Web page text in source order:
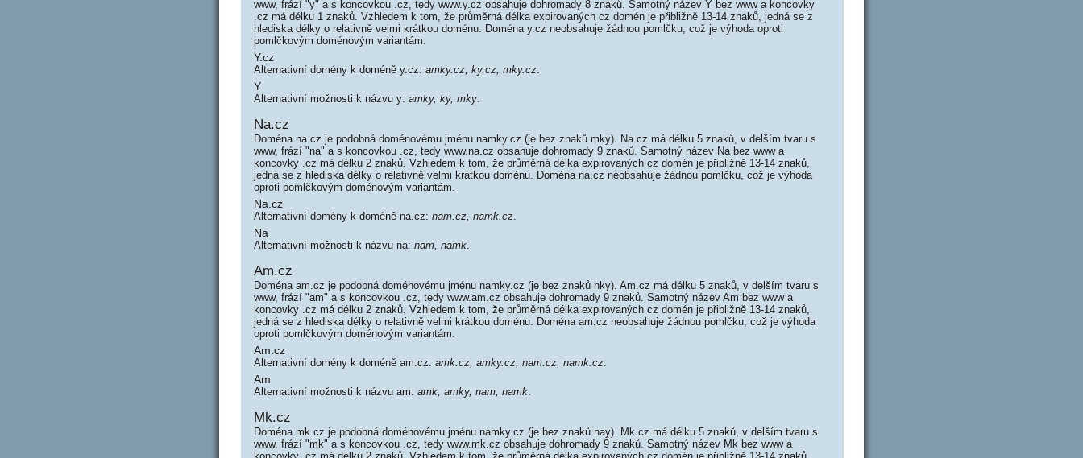
www, frází "y" a s koncovkou .cz, tedy www.y.cz obsahuje dohromady 8 znaků. Samotný název Y bez www a koncovky
.cz má délku 1 znaků. Vzhledem k tom, že průměrná délka expirovaných cz domén je přibližně 13-14 znaků, jedná se z
hlediska délky o relativně velmi krátkou doménu. Doména y.cz neobsahuje žádnou pomlčku, což je výhoda oproti
pomlčkovým doménovým variantám.
Y.cz
Alternativní domény k doméně y.cz: amky.cz, ky.cz, mky.cz.
Y
Alternativní možnosti k názvu y: amky, ky, mky.
Na.cz
Doména na.cz je podobná doménovému jménu namky.cz (je bez znaků mky). Na.cz má délku 5 znaků, v delším tvaru s
www, frází "na" a s koncovkou .cz, tedy www.na.cz obsahuje dohromady 9 znaků. Samotný název Na bez www a
koncovky .cz má délku 2 znaků. Vzhledem k tom, že průměrná délka expirovaných cz domén je přibližně 13-14 znaků,
jedná se z hlediska délky o relativně velmi krátkou doménu. Doména na.cz neobsahuje žádnou pomlčku, což je výhoda
oproti pomlčkovým doménovým variantám.
Na.cz
Alternativní domény k doméně na.cz: nam.cz, namk.cz.
Na
Alternativní možnosti k názvu na: nam, namk.
Am.cz
Doména am.cz je podobná doménovému jménu namky.cz (je bez znaků nky). Am.cz má délku 5 znaků, v delším tvaru s
www, frází "am" a s koncovkou .cz, tedy www.am.cz obsahuje dohromady 9 znaků. Samotný název Am bez www a
koncovky .cz má délku 2 znaků. Vzhledem k tom, že průměrná délka expirovaných cz domén je přibližně 13-14 znaků,
jedná se z hlediska délky o relativně velmi krátkou doménu. Doména am.cz neobsahuje žádnou pomlčku, což je výhoda
oproti pomlčkovým doménovým variantám.
Am.cz
Alternativní domény k doméně am.cz: amk.cz, amky.cz, nam.cz, namk.cz.
Am
Alternativní možnosti k názvu am: amk, amky, nam, namk.
Mk.cz
Doména mk.cz je podobná doménovému jménu namky.cz (je bez znaků nay). Mk.cz má délku 5 znaků, v delším tvaru s
www, frází "mk" a s koncovkou .cz, tedy www.mk.cz obsahuje dohromady 9 znaků. Samotný název Mk bez www a